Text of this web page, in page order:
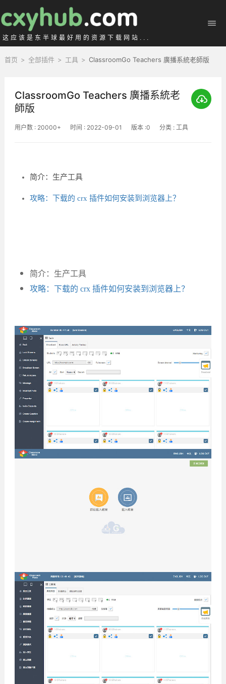
这应该是东半球最好用的资源下载网站...
首页 > 全部插件 > 工具 > ClassroomGo Teachers 廣播系統老師版
ClassroomGo Teachers 廣播系統老
師版
用户数 : 20000+ 时间 : 2022-09-01 版本 :0 分类 : 工具
简介：生产工具
攻略：下载的 crx 插件如何安装到浏览器上？
简介：生产工具
攻略：下载的 crx 插件如何安装到浏览器上？